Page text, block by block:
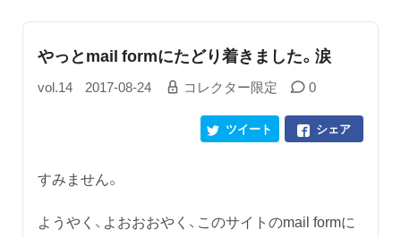
やっとmail formにたどり着きました。涙
vol.14 2017-08-24 コレクター限定 0
シェア
ツイート
すみません。
ようやく、よおおおやく、このサイトのmail formに